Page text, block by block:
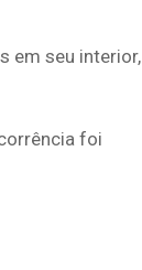
em seu interior,
foi